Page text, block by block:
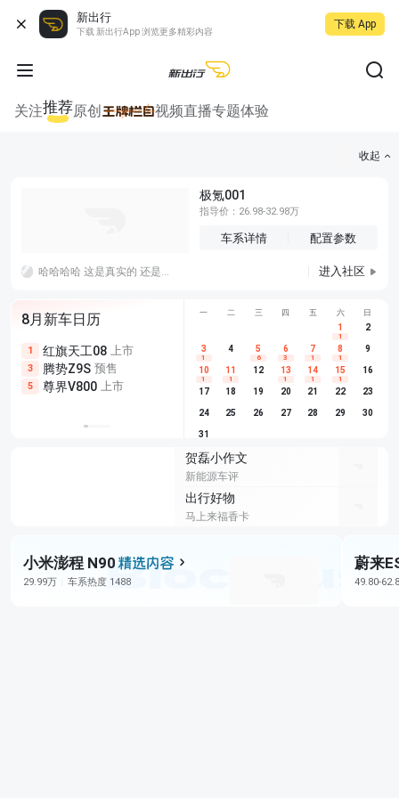
新出行
下载 新出行App 浏览更多精彩内容
下载 App
关注推荐原创 视频直播专题体验
收起
极氪001
指导价：26.98-32.98万
车系详情 配置参数
哈哈哈哈 这是真实的 还是在拍段子 这是和以前加油一样的玩法嘛？ 哈哈哈哈。管子里的油也要加进去 这电缆里的电也得加进去。 进入社区
8月新车日历
1 红旗天工08 上市
3 腾势Z9S 预售
5 尊界V800 上市
尊界V680 上市
享界G9 预售
别克至境L7 预售
埃安
长城H10
深蓝S05
一 二 三 四 五 六 日
1
1
2
3
1
4 5
6
6
3
7
1
8
1
9
10
1
11
1
12 13
1
14
1
15
1
16
17 18 19 20 21 22 23
24 25 26 27 28 29 30
31
贺磊小作文
新能源车评
出行好物
马上来福香卡
小米澎程 N90
29.99万 车系热度 1488
蔚来
49.80-